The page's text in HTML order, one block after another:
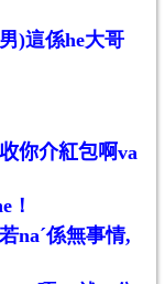
)這係he大哥
你介紅包啊va
！
naˊ係無事情,